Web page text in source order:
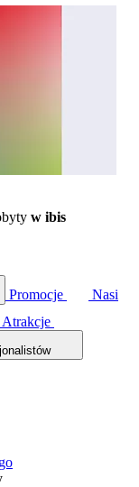
w ibis
Promocje
Nasi
Atrakcje